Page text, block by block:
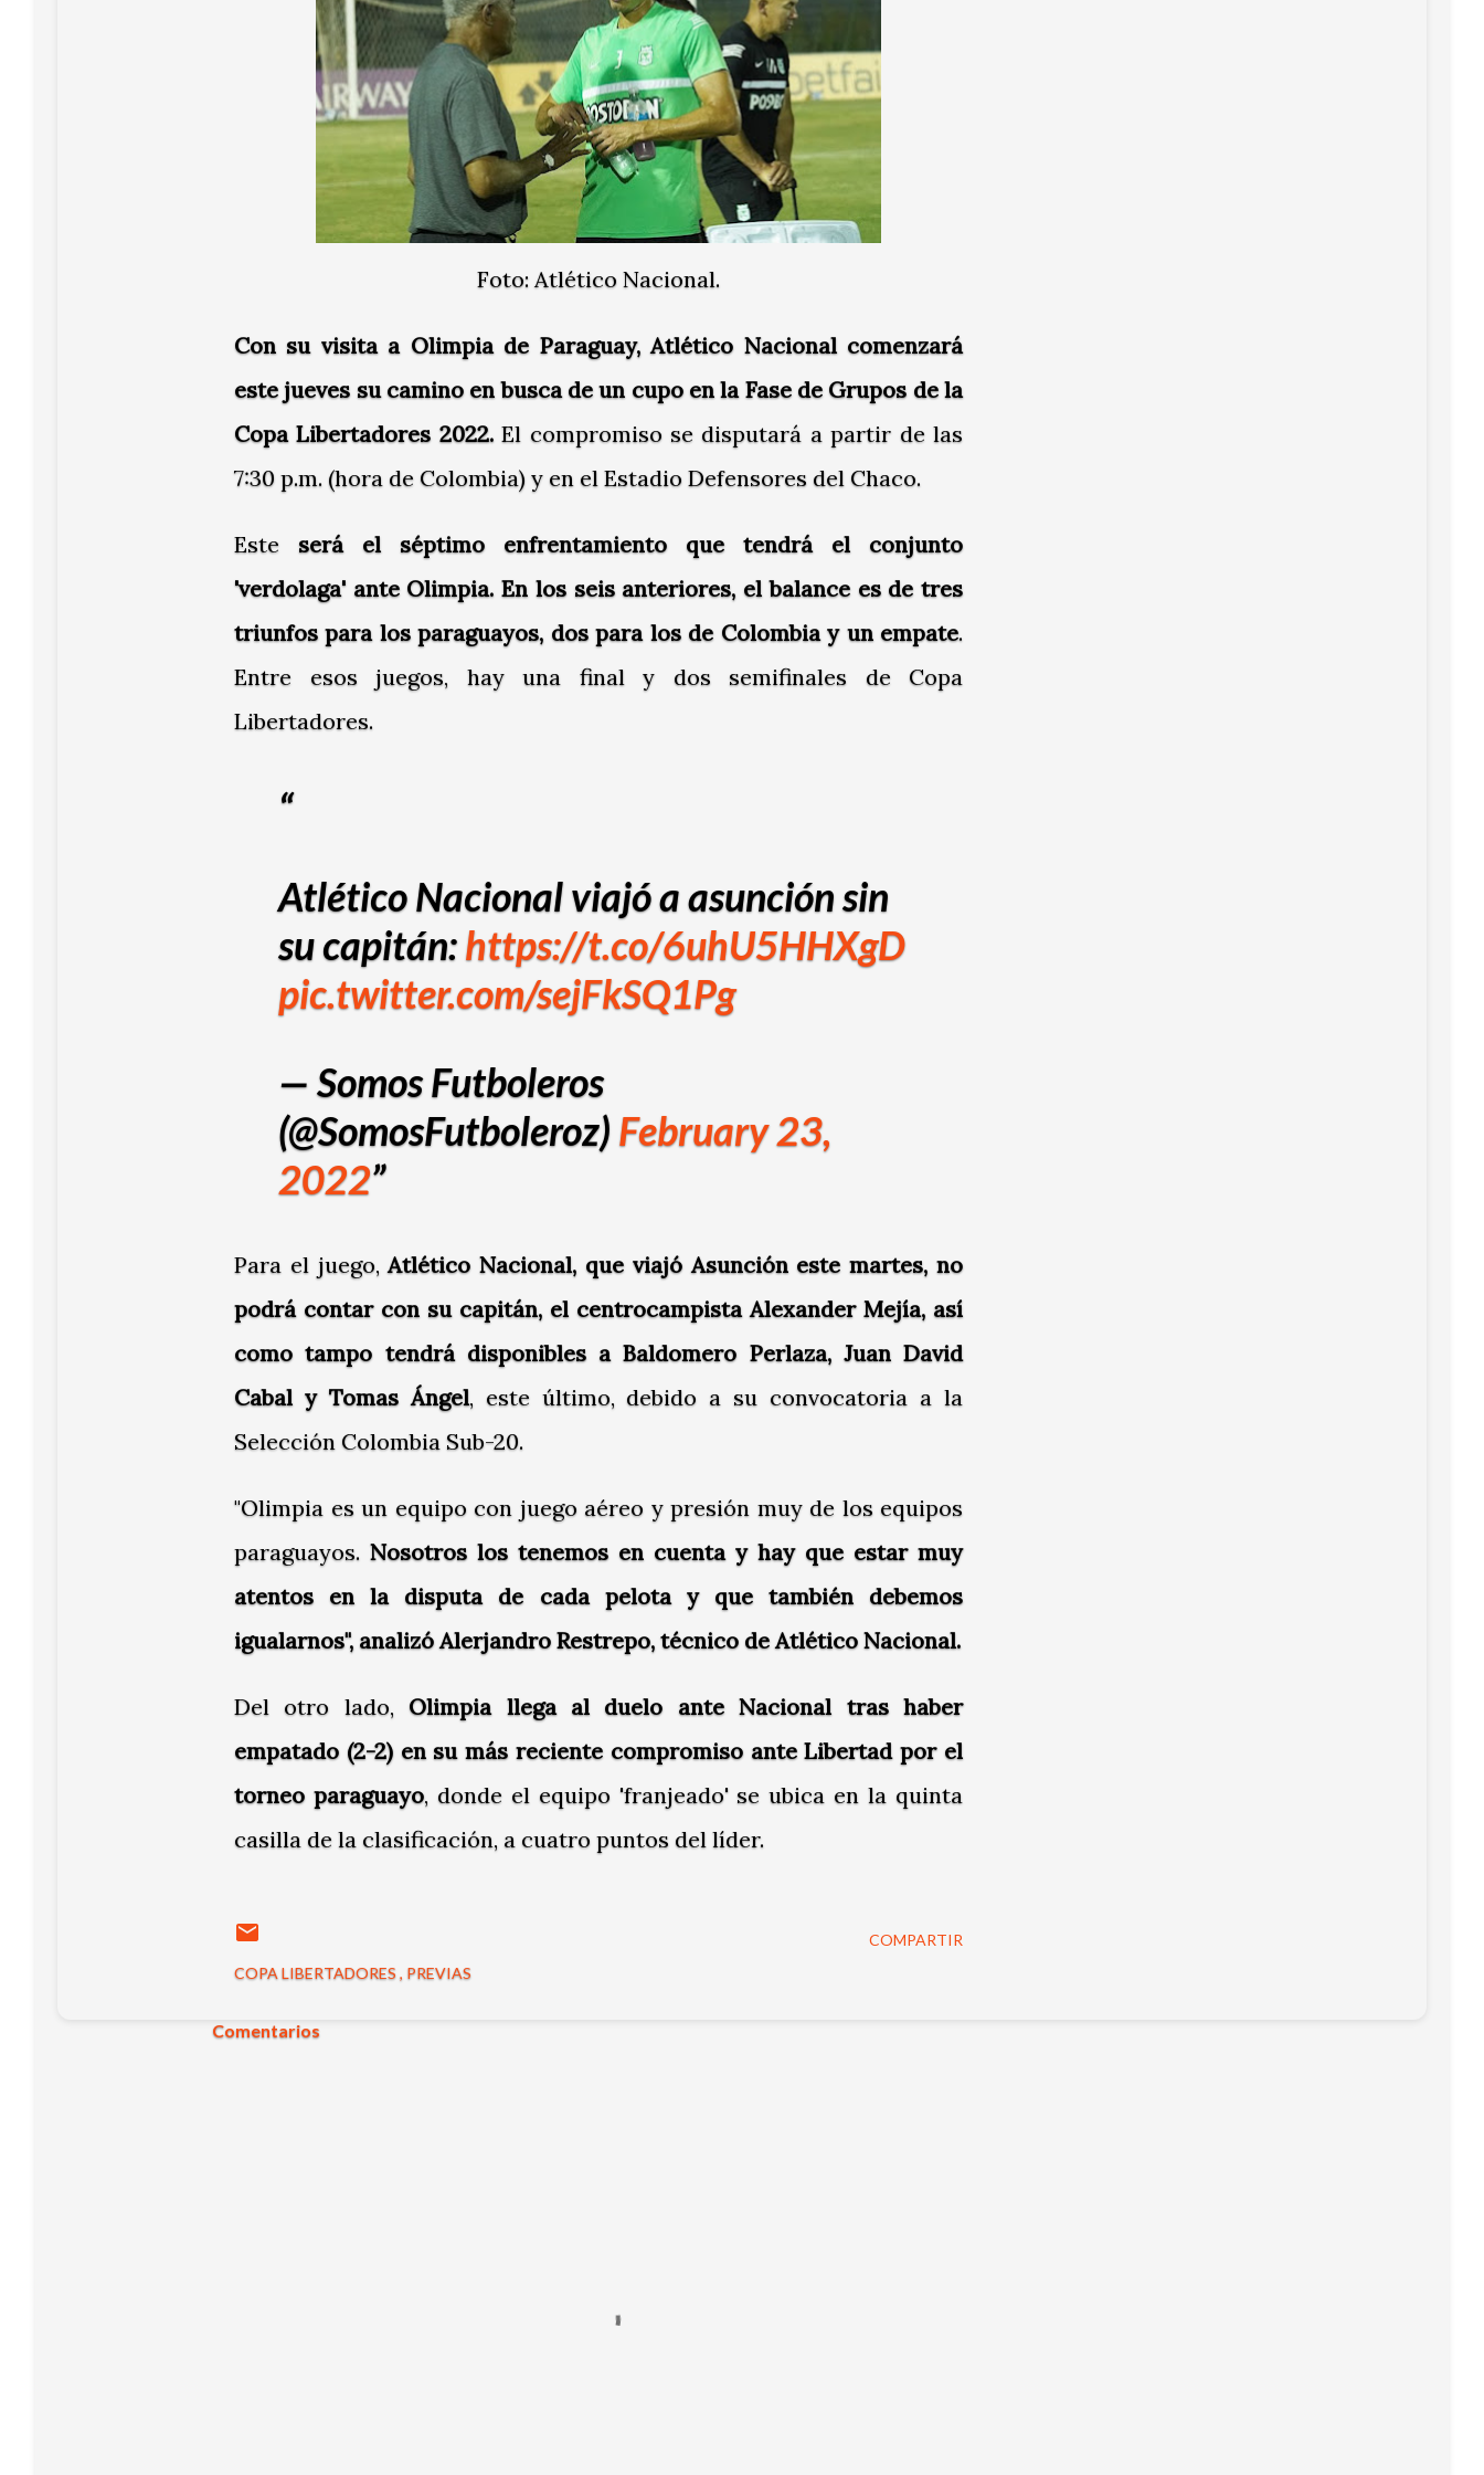
Foto: Atlético Nacional.
Con su visita a Olimpia de Paraguay, Atlético Nacional comenzará
este jueves su camino en busca de un cupo en la Fase de Grupos de la
Copa Libertadores 2022.El compromiso se disputará a partir de las
7:30 p.m. (hora de Colombia) y en el Estadio Defensores del Chaco.
Este será el séptimo enfrentamiento que tendrá el conjunto
'verdolaga' ante Olimpia. En los seis anteriores, el balance es de tres
triunfos para los paraguayos, dos para los de Colombia y un empate.
Entre esos juegos, hay una final y dos semifinales de Copa
Libertadores.
Atlético Nacional viajó a asunción sin
su capitán:https://t.co/6uhU5HHXgD
pic.twitter.com/sejFkSQ1Pg
— Somos Futboleros
(@SomosFutboleroz)February 23,
2022
Para el juego,Atlético Nacional, que viajó Asunción este martes, no
podrá contar con su capitán, el centrocampista Alexander Mejía, así
como tampo tendrá disponibles a Baldomero Perlaza, Juan David
Cabal y Tomas Ángel, este último, debido a su convocatoria a la
Selección Colombia Sub-20.
"Olimpia es un equipo con juego aéreo y presión muy de los equipos
paraguayos. Nosotros los tenemos en cuenta y hay que estar muy
atentos en la disputa de cada pelota y que también debemos
igualarnos", analizó Alerjandro Restrepo, técnico de Atlético Nacional.
Del otro lado,Olimpia llega al duelo ante Nacional tras haber
empatado (2-2) en su más reciente compromiso ante Libertad por el
torneo paraguayo, donde el equipo 'franjeado' se ubica en la quinta
casilla de la clasificación, a cuatro puntos del líder.
COPA LIBERTADORES PREVIAS
COMPARTIR
Comentarios